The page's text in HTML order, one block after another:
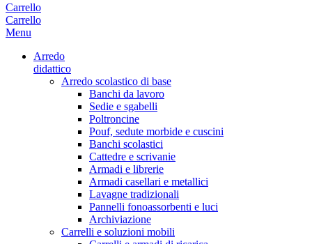
Carrello
Carrello
Menu
Arredo
didattico
Arredo scolastico di base
Banchi da lavoro
Sedie e sgabelli
Poltroncine
Pouf, sedute morbide e cuscini
Banchi scolastici
Cattedre e scrivanie
Armadi e librerie
Armadi casellari e metallici
Lavagne tradizionali
Pannelli fonoassorbenti e luci
Archiviazione
Carrelli e soluzioni mobili